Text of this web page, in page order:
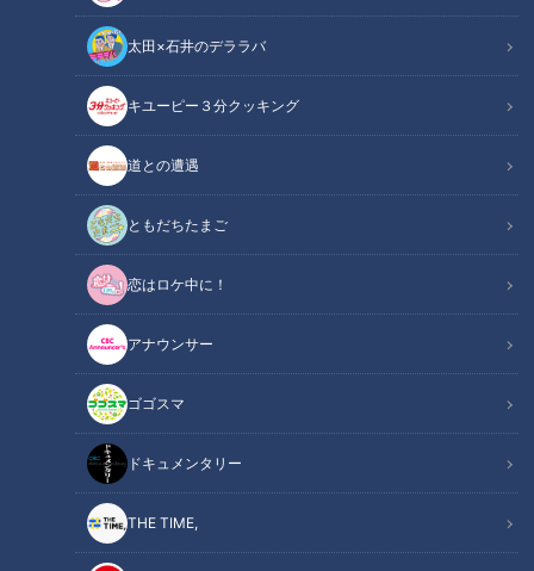
太田×石井のデララバ
キユーピー３分クッキング
道との遭遇
ともだちたまご
恋はロケ中に！
アナウンサー
ゴゴスマ
ドキュメンタリー
THE TIME,
ームに参加する難しさについて聞きました。川上さん自身が日
本代表で出場した2008年の北京オリンピックを振ります。聞
き手は若狭敬一アナウンサーです。
関連リンク この記事をradiko（ラジコ）で聴く
なんとなく進む
ゲートが開く
心身ともにボロボロ
投げてしまう
勝った側、負けた側
オススメ関連コンテンツ
なんとなく進む